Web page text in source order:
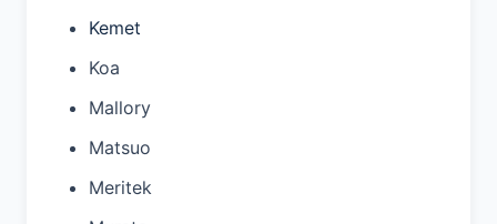
Kemet
Koa
Mallory
Matsuo
Meritek